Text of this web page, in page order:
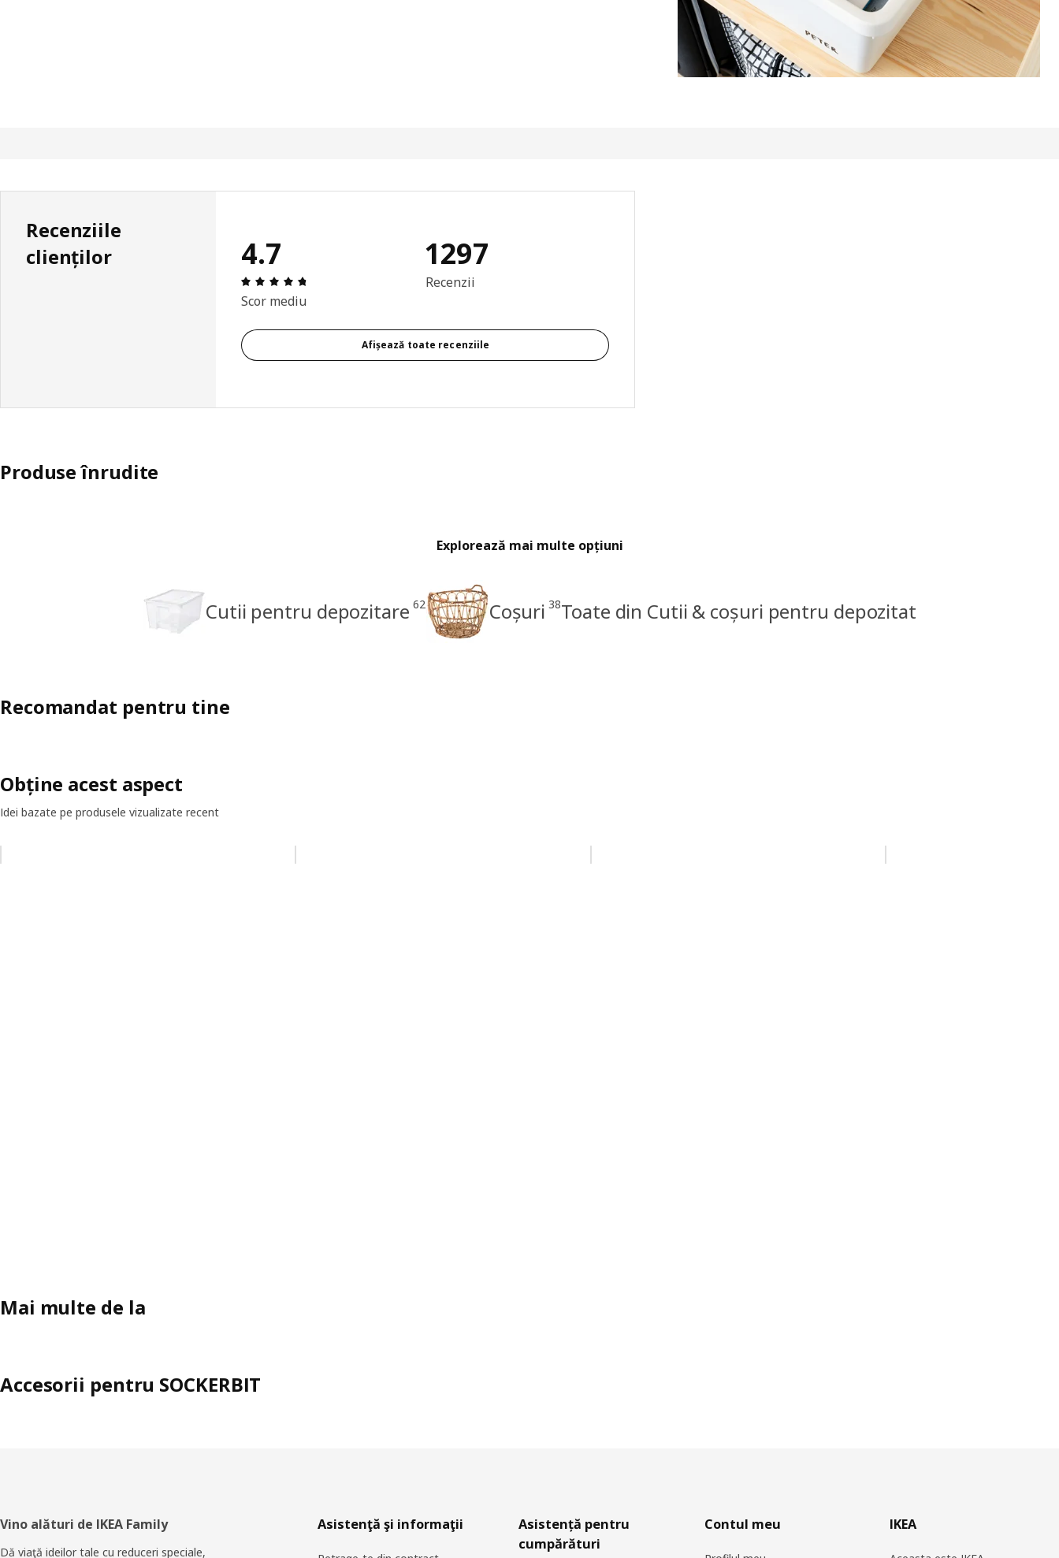
Recenziile
clienților
4.7
Prezentare generală: 4.7 din 5 stele Total recenzii: 1297
Scor mediu
1297
Recenzii
Afișează toate recenziile
Produse înrudite
Explorează mai multe opțiuni
Cutii pentru depozitare 62 Coșuri 38Toate din Cutii & coșuri pentru depozitat
Recomandat pentru tine
Obține acest aspect
Idei bazate pe produsele vizualizate recent
Mai multe de la
Accesorii pentru SOCKERBIT
Subsol
Vino alături de IKEA Family
Dă viaţă ideilor tale cu reduceri speciale,
Asistenţă şi informaţii
Asistență pentru
cumpărături
Contul meu IKEA